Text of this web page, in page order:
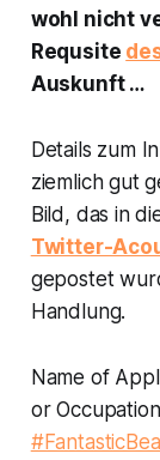
wohl nicht
Requsite
Auskunft …
Details zum
ziemlich gut
Bild, das in
Twitter-
gepostet
Handlung.
Name of
or